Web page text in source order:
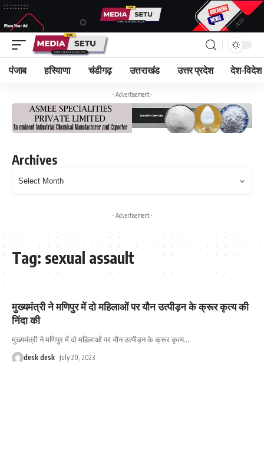
पंजाब हरियाणा चंडीगढ़ उत्तराखंड उत्तर प्रदेश देश-विदेश
- Advertisement -
Archives
- Advertisement -
Tag: sexual assault
मुख्यमंत्री ने मणिपुर में दो महिलाओं पर यौन उत्पीड़न के क्रूर कृत्य की
निंदा की
मुख्यमंत्री ने मणिपुर में दो महिलाओं पर यौन उत्पीड़न के क्रूर कृत्य…
desk desk July 20, 2023